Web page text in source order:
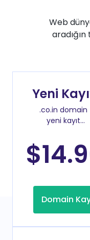
Web
Yeni
.co.in domain
yeni kayıt
Domain